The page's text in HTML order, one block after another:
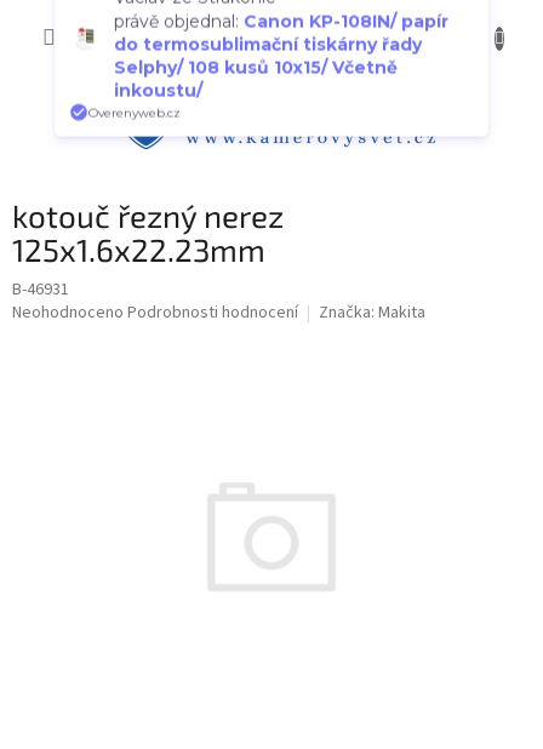
CZK
kotouč řezný nerez
125x1.6x22.23mm
B-46931
Průměrné
Neohodnoceno Podrobnosti hodnocení Značka: Makita
Václav ze Strakonic
právě objednal:Canon KP-108IN/ papír
do termosublimační tiskárny řady
Selphy/ 108 kusů 10x15/ Včetně
inkoustu/
Overenyweb.cz